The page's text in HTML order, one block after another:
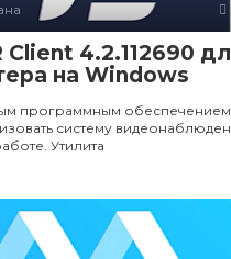
Client 4.2.112690
на Windows
программным обеспечением
систему
Утилита